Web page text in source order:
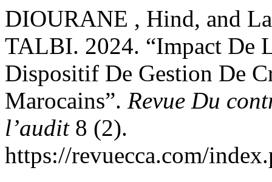
DIOURANE , Hind, and
TALBI. 2024. “Impact De
Dispositif De Gestion De
Marocains”. Revue Du
l’audit8 (2).
https://revuecca.com/